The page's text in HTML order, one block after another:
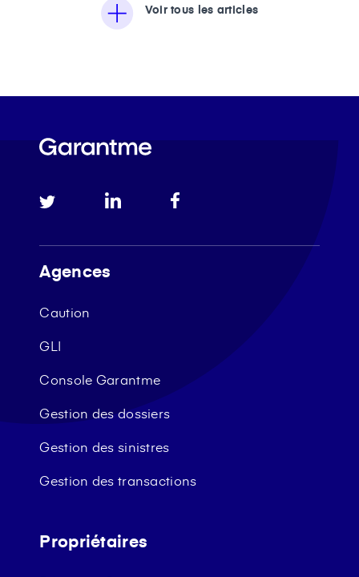
Voir tous les articles
Agences
Caution
GLI
Console Garantme
Gestion des dossiers
Gestion des sinistres
Gestion des transactions
Propriétaires